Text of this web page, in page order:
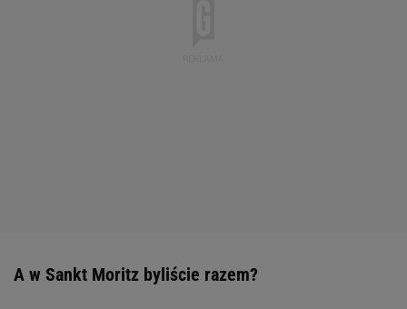
A w Sankt Moritz byliście razem?